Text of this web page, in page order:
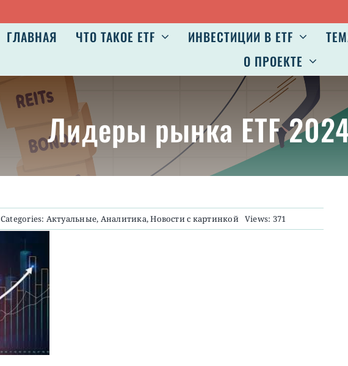
ГЛАВНАЯ ЧТО ТАКОЕ ETF ИНВЕСТИЦИИ В ETF
О ПРОЕКТЕ
Лидеры рынка ETF
Categories: Актуальные, Аналитика,Новости с картинкой Views: 371